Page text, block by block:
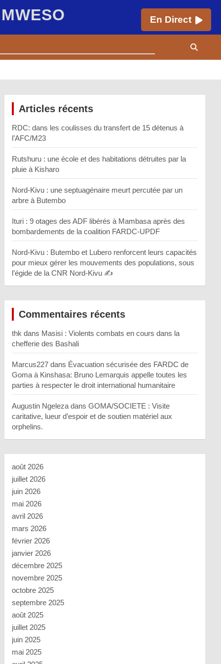
En Direct
Articles récents
RDC: dans les coulisses du transfert de 15 détenus à
l’AFC/M23
Rutshuru : une école et des habitations détruites par la
pluie à Kisharo
Nord-Kivu : une septuagénaire meurt percutée par un
arbre à Butembo
Ituri : 9 otages des ADF libérés à Mambasa après des
bombardements de la coalition FARDC-UPDF
Nord-Kivu : Butembo et Lubero renforcent leurs capacités
pour mieux gérer les mouvements des populations, sous
l’égide de la CNR Nord-Kivu ✍️
Commentaires récents
thk dans Masisi : Violents combats en cours dans la
chefferie des Bashali
Marcus227 dans Évacuation sécurisée des FARDC de
Goma à Kinshasa: Bruno Lemarquis appelle toutes les
parties à respecter le droit international humanitaire
Augustin Ngeleza dansGOMA/SOCIETE : Visite
caritative, lueur d’espoir et de soutien matériel aux
orphelins.
août 2026
juillet 2026
juin 2026
mai 2026
avril 2026
mars 2026
février 2026
janvier 2026
décembre 2025
novembre 2025
octobre 2025
septembre 2025
août 2025
juillet 2025
juin 2025
mai 2025